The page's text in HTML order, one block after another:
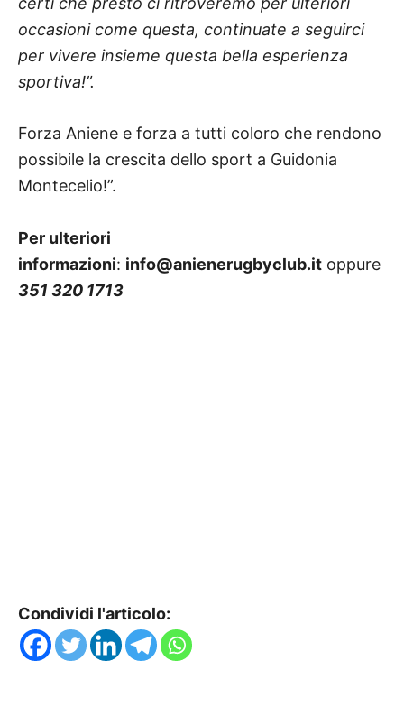
occasioni come questa, continuate a seguirci
per vivere insieme questa bella esperienza
sportiva!”.
Forza Aniene e forza a tutti coloro che rendono
possibile la crescita dello sport a Guidonia
Montecelio!”.
Per ulteriori
informazioni: info@anienerugbyclub.it oppure
351 320 1713
Condividi l'articolo: